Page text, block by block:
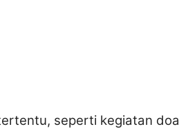
seperti kegiatan doa